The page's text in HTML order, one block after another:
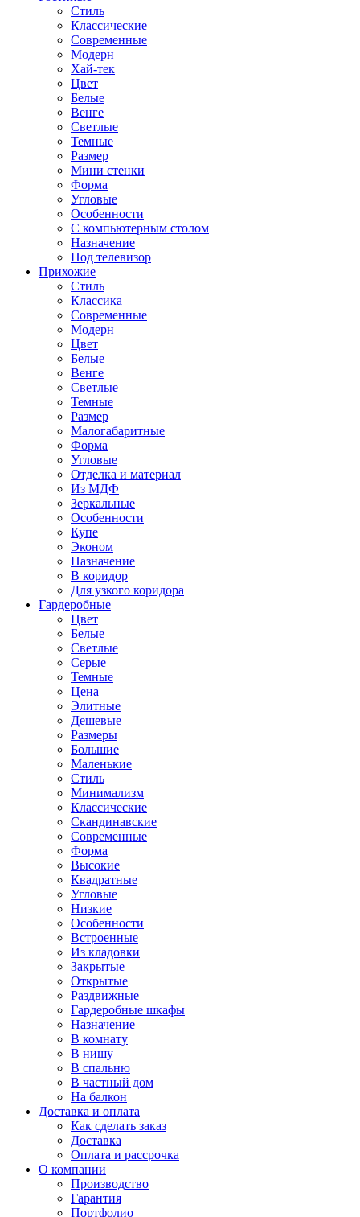
Стиль
Классические
Современные
Модерн
Хай-тек
Цвет
Белые
Венге
Светлые
Темные
Размер
Мини стенки
Форма
Угловые
Особенности
С компьютерным столом
Назначение
Под телевизор
Прихожие
Стиль
Классика
Современные
Модерн
Цвет
Белые
Венге
Светлые
Темные
Размер
Малогабаритные
Форма
Угловые
Отделка и материал
Из МДФ
Зеркальные
Особенности
Купе
Эконом
Назначение
В коридор
Для узкого коридора
Гардеробные
Цвет
Белые
Светлые
Серые
Темные
Цена
Элитные
Дешевые
Размеры
Большие
Маленькие
Стиль
Минимализм
Классические
Скандинавские
Современные
Форма
Высокие
Квадратные
Угловые
Низкие
Особенности
Встроенные
Из кладовки
Закрытые
Открытые
Раздвижные
Гардеробные шкафы
Назначение
В комнату
В нишу
В спальню
В частный дом
На балкон
Доставка и оплата
Как сделать заказ
Доставка
Оплата и рассрочка
О компании
Производство
Гарантия
Портфолио